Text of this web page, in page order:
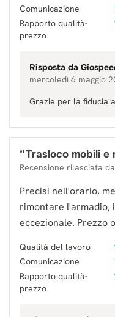
Comunicazione
Rapporto qualità-
prezzo
Risposta da
mercoledì 6 maggio
Grazie per la fiducia
“Trasloco mobili e
Recensione rilasciata da
Precisi nell'orario,
rimontare l'armadio,
eccezionale. Prezzo
Qualità del lavoro
Comunicazione
Rapporto qualità-
prezzo